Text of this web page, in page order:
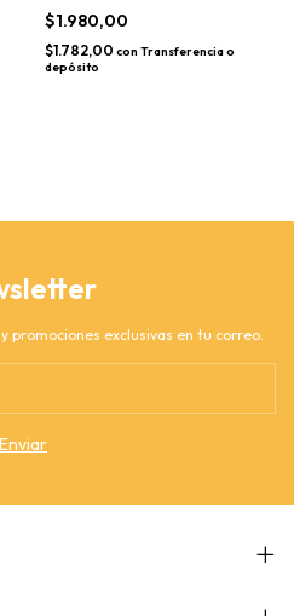
$1.980,00
$1.782,00 con Transferencia o
depósito
promociones exclusivas en tu correo.